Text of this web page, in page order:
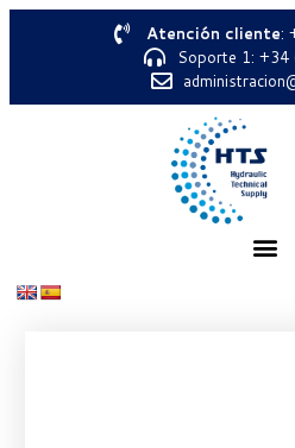
Atención cliente:
Soporte 1: